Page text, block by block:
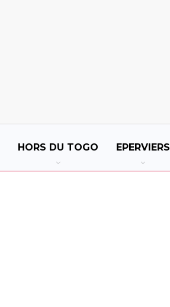
HORS DU TOGO EPERVIERS